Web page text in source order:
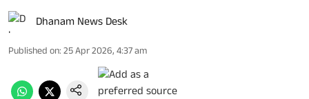
Dhanam News Desk
Published on: 25 Apr 2026, 4:37 am